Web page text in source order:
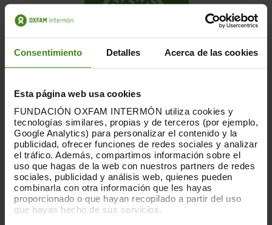
Consentimiento Detalles Acerca de las cookies
Esta página web usa cookies
FUNDACIÓN OXFAM INTERMÓN utiliza cookies y
tecnologías similares, propias y de terceros (por ejemplo,
Google Analytics) para personalizar el contenido y la
publicidad, ofrecer funciones de redes sociales y analizar
el tráfico. Además, compartimos información sobre el
uso que hagas de la web con nuestros partners de redes
sociales, publicidad y análisis web, quienes pueden
combinarla con otra información que les hayas
proporcionado o que hayan recopilado a partir del uso
que hayas hecho de sus servicios.